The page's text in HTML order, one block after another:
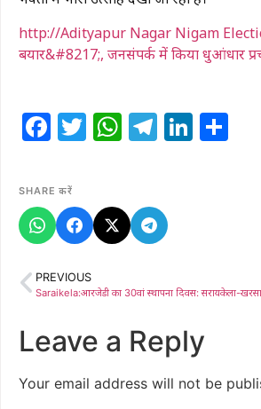
http://Adityapur Nagar Nigam Election
बयार&#8217;, जनसंपर्क में किया धुआंधार
Facebook
Twitter
WhatsApp
SHARE करें
PREVIOUS
Leave a Reply
Your email address will not be